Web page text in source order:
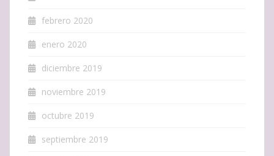
febrero 2020
enero 2020
diciembre 2019
noviembre 2019
octubre 2019
septiembre 2019